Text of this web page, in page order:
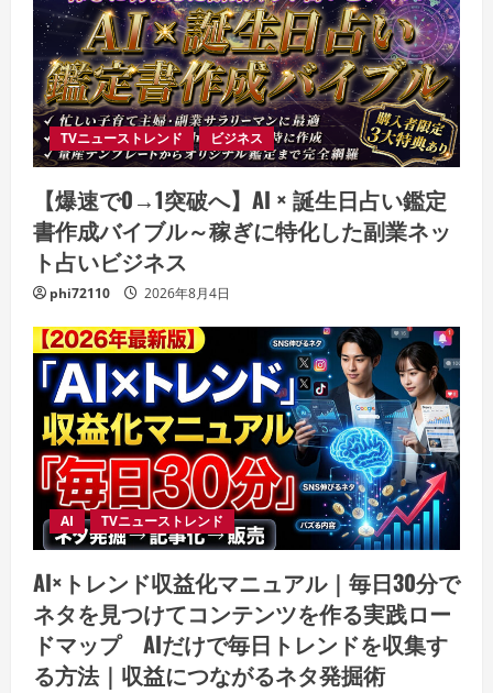
TVニューストレンド ビジネス
【爆速で0→1突破へ】AI × 誕生日占い鑑定
書作成バイブル～稼ぎに特化した副業ネッ
ト占いビジネス
phi72110 2026年8月4日
AI TVニューストレンド
AI×トレンド収益化マニュアル｜毎日30分で
ネタを見つけてコンテンツを作る実践ロー
ドマップ AIだけで毎日トレンドを収集す
る方法｜収益につながるネタ発掘術